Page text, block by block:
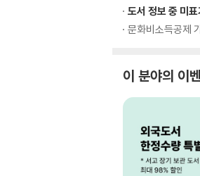
도서 정보 중 미
문화비소득공제
이 분야의 이